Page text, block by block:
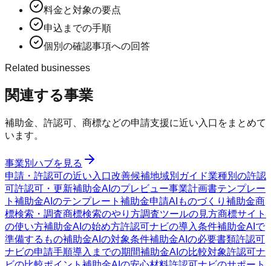
料金と対象の要点
申込までの手順
個別の確認事項への回答
Related businesses
関連する事業
補助金、許認可、商標などの申請支援に近い入口をまとめて
います。
事業別ハブを見る
申請・許認可の近い入口改善候補地域別ガイド業種別の許認
可許認可・更新補助金AIのプレビュー事業計画書テンプレー
ト 補助金AIのテンプレート 補助金申請AI ものづくり補助金商
標検索・調査商標検索のやり方調査ツールの見方商標サイト
の使い方補助金AIの始め方許認可ナビの導入条件補助金AIで
準備するもの補助金AIの対象条件補助金AIの必要書類許認可
ナビの申請手順導入までの期間補助金AIの比較対象許認可ナ